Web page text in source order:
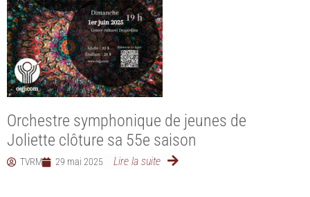
Orchestre symphonique de jeunes de
Joliette clôture sa 55e saison
TVRM 29 mai 2025 Lire la suite